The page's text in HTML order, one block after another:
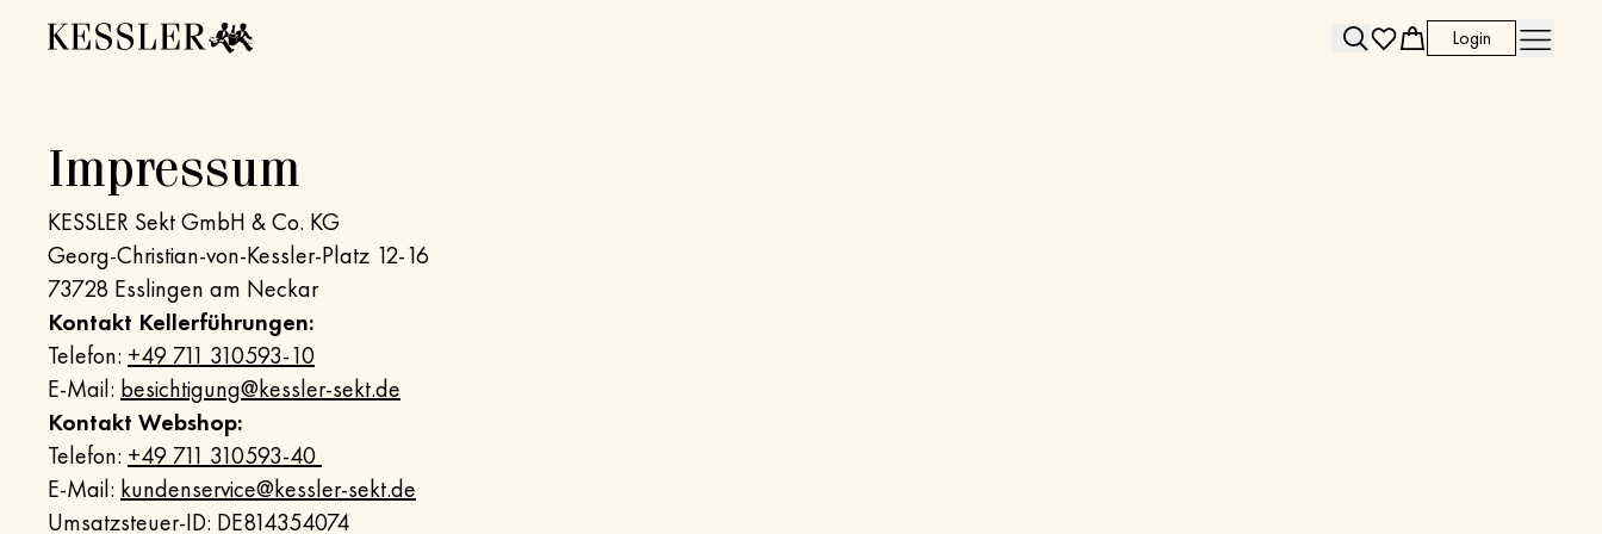
Search Login
Impressum
KESSLER Sekt GmbH & Co. KG
Georg-Christian-von-Kessler-Platz 12-16
73728 Esslingen am Neckar
Kontakt Kellerführungen:
Telefon: +49 711 310593-10
E-Mail: besichtigung@kessler-sekt.de
Kontakt Webshop:
Telefon: +49 711 310593-40
E-Mail: kundenservice@kessler-sekt.de
Umsatzsteuer-ID: DE814354074